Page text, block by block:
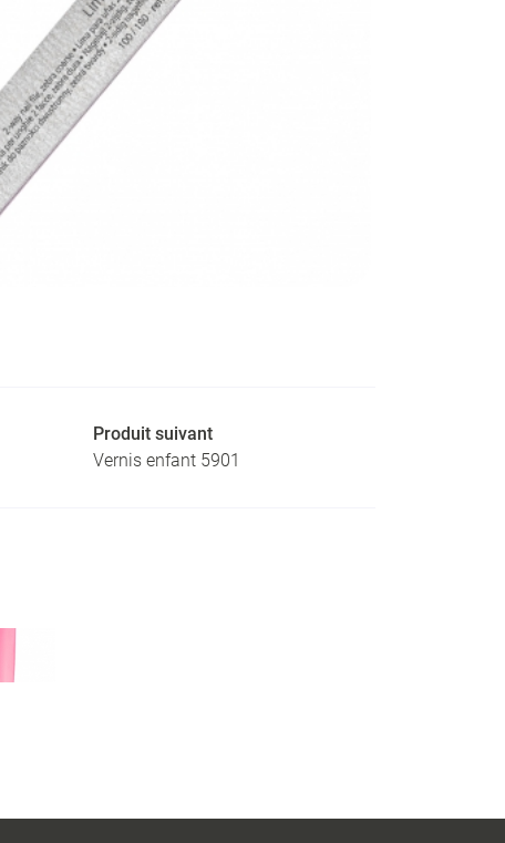
Produit suivant
Vernis enfant 5901